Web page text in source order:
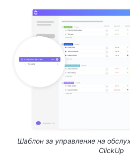
Шаблон за управление на
ClickUp